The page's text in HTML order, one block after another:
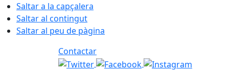
Saltar a la capçalera
Saltar al contingut
Saltar al peu de pàgina
Contactar